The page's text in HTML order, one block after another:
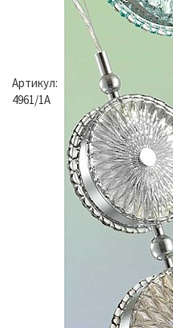
Артикул:
4961/1A